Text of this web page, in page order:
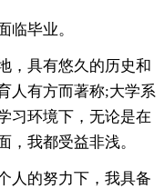
临毕业。
，具有悠久的历史和
人有方而著称;大学系
习环境下，无论是在
，我都受益非浅。
人的努力下，我具备